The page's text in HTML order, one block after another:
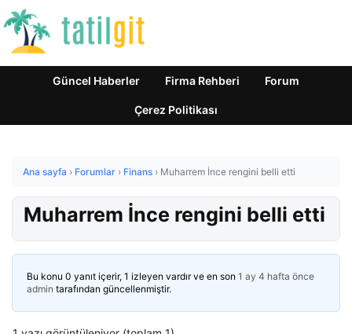
Güncel Haberler Firma Rehberi Forum
Çerez Politikası
Ana sayfa › Forumlar › Finans › Muharrem İnce rengini belli etti
Muharrem İnce rengini belli etti
Bu konu 0 yanıt içerir, 1 izleyen vardır ve en son 1 ay 4 hafta önce
admin tarafından güncellenmiştir.